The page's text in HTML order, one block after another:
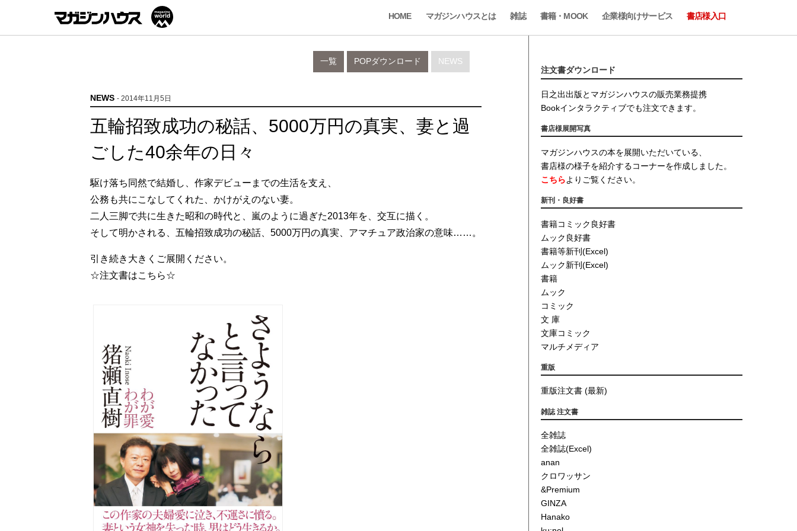
HOME マガジンハウスとは 雑誌 書籍・MOOK 企業様向けサービス 書店様入口
NEWS
POPダウンロード
一覧
NEWS - 2014年11月5日
五輪招致成功の秘話、5000万円の真実、妻と過
ごした40余年の日々
駆け落ち同然で結婚し、作家デビューまでの生活を支え、
公務も共にこなしてくれた、かけがえのない妻。
二人三脚で共に生きた昭和の時代と、嵐のように過ぎた2013年を、交互に描く。
そして明かされる、五輪招致成功の秘話、5000万円の真実、アマチュア政治家の意味……。
引き続き大きくご展開ください。
☆注文書はこちら☆
注文書ダウンロード
日之出出版とマガジンハウスの販売業務提携
Bookインタラクティブでも注文できます。
書店様展開写真
マガジンハウスの本を展開いただいている、
書店様の様子を紹介するコーナーを作成しました。
こちらよりご覧ください。
新刊・良好書
書籍コミック良好書
ムック良好書
書籍等新刊(Excel)
ムック新刊(Excel)
書籍
ムック
コミック
文 庫
文庫コミック
マルチメディア
重版
重版注文書 (最新)
雑誌 注文書
全雑誌
全雑誌(Excel)
anan
クロワッサン
&Premium
GINZA
Hanako